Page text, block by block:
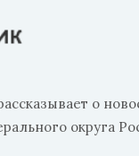
о
округа